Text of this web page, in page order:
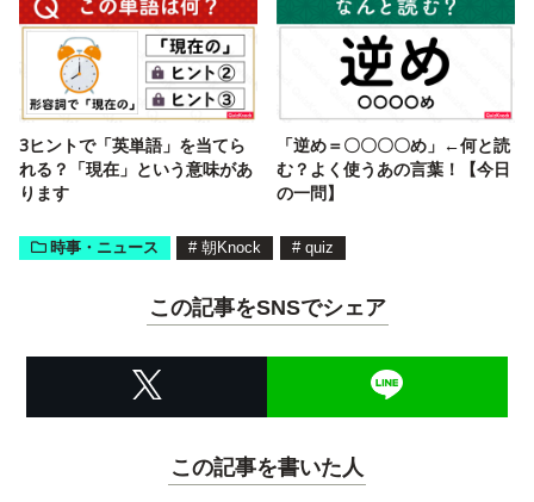
3ヒントで「英単語」を当てら
れる？「現在」という意味があ
ります
「逆め＝〇〇〇〇め」←何と読
む？よく使うあの言葉！【今日
の一問】
時事・ニュース # 朝Knock # quiz
この記事をSNSでシェア
この記事を書いた人